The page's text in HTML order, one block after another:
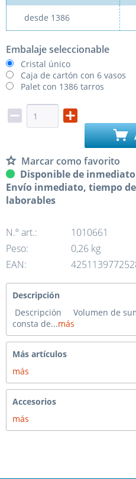
desde 1386
Embalaje seleccionable
Cristal único
Caja de cartón con 6 vasos
Palet con 1386 tarros
Marcar como favorito
Disponible de
Envío inmediato, tiempo
laborables
N.º art.:
1010661
Peso:
0,26 kg
EAN:
Descripción
Descripción Volumen de
consta de...más
Más artículos
más
Accesorios
más